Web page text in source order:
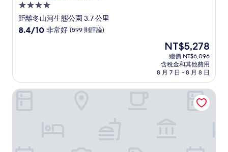
4.0
星
級
距離冬山河生態公園 3.7 公里
8.4
非
常
8.4/10 非常好 (599 則評論)
現
在
價
格
為
NT$5,278
NT$5,278
總價 NT$6,096
含稅金和其他費用
8 月 7 日 - 8 月 8 日
都鄉旅